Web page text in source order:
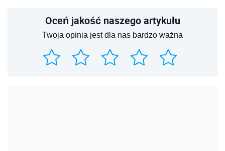
Oceń jakość naszego artykułu
Twoja opinia jest dla nas bardzo ważna